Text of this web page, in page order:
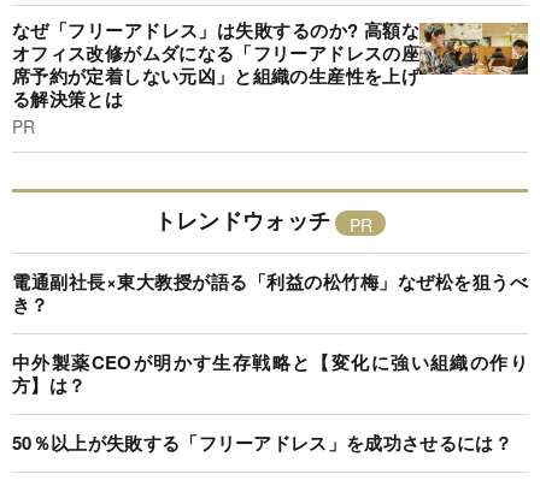
なぜ「フリーアドレス」は失敗するのか? 高額な
オフィス改修がムダになる「フリーアドレスの座
席予約が定着しない元凶」と組織の生産性を上げ
る解決策とは
PR
トレンドウォッチ
電通副社長×東大教授が語る「利益の松竹梅」なぜ松を狙うべ
き？
中外製薬CEOが明かす生存戦略と【変化に強い組織の作り
方】は？
50％以上が失敗する「フリーアドレス」を成功させるには？